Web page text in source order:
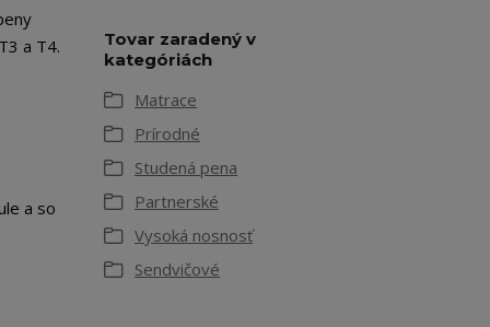
a T4.
a so
Tovar zaradený v
kategóriách
Matrace
Prírodné
Studená pena
Partnerské
Vysoká nosnosť
Sendvičové